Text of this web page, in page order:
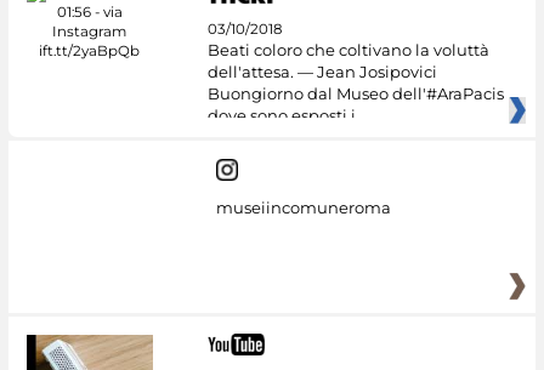
03/10/2018
Beati coloro che coltivano la voluttà
dell'attesa. — Jean Josipovici
Buongiorno dal Museo dell'#AraPacis
dove sono esposti i
museiincomuneroma